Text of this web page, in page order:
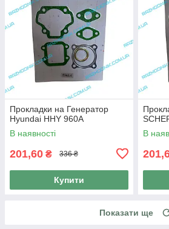
Прокладки на Генератор
Hyundai HHY 960A
В наявності
201,60 ₴ 336 ₴
Купити
В
Показати ще